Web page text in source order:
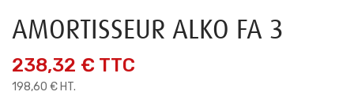
AMORTISSEUR ALKO FA 3
238,32 € TTC
198,60 € HT.